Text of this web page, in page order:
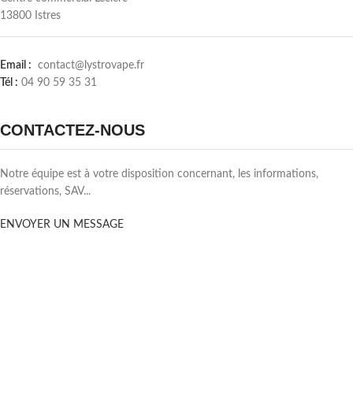
13800 Istres
Email : contact@lystrovape.fr
Tél : 04 90 59 35 31
CONTACTEZ-NOUS
Notre équipe est à votre disposition concernant, les informations,
réservations, SAV...
ENVOYER UN MESSAGE